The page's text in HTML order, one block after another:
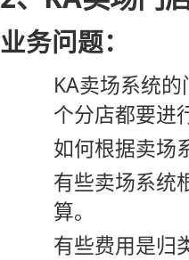
业务问题：
KA卖场系统
个分店都要进
如何根据卖场
有些卖场系统
算。
有些费用是归